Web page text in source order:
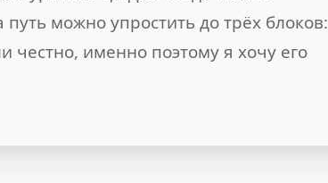
путь можно упростить до трёх блоков:
честно, именно поэтому я хочу его